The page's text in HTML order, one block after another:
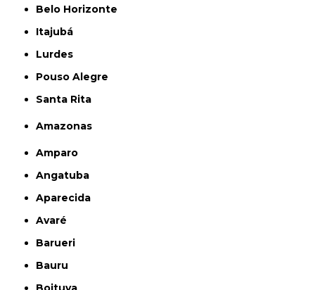
Belo Horizonte
Itajubá
Lurdes
Pouso Alegre
Santa Rita
Amazonas
Amparo
Angatuba
Aparecida
Avaré
Barueri
Bauru